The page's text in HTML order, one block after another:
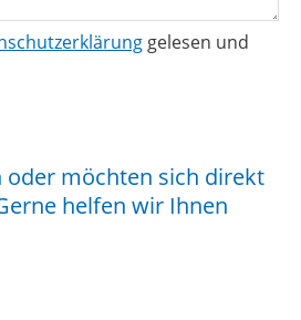
gelesen und
oder möchten sich direkt
helfen wir Ihnen